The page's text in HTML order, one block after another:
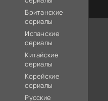
Британские
сериалы
Испанские
сериалы
Китайские
сериалы
Корейские
сериалы
Русские